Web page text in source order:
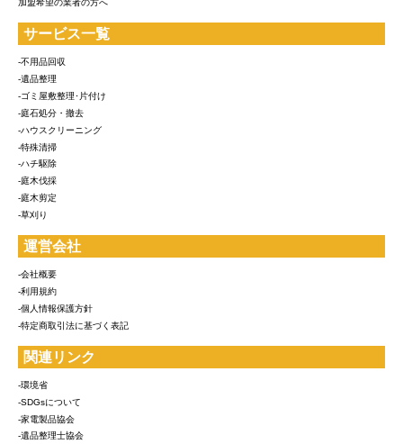
加盟希望の業者の方へ
サービス一覧
-不用品回収
-遺品整理
-ゴミ屋敷整理･片付け
-庭石処分・撤去
-ハウスクリーニング
-特殊清掃
-ハチ駆除
-庭木伐採
-庭木剪定
-草刈り
運営会社
-会社概要
-利用規約
-個人情報保護方針
-特定商取引法に基づく表記
関連リンク
-環境省
-SDGsについて
-家電製品協会
-遺品整理士協会